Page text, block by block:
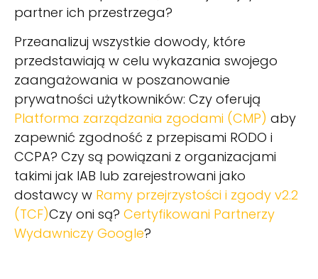
partner ich przestrzega?
Przeanalizuj wszystkie dowody, które
przedstawiają w celu wykazania swojego
zaangażowania w poszanowanie
prywatności użytkowników: Czy oferują
Platforma zarządzania zgodami (CMP) aby
zapewnić zgodność z przepisami RODO i
CCPA? Czy są powiązani z organizacjami
takimi jak IAB lub zarejestrowani jako
dostawcy w Ramy przejrzystości i zgody v2.2
(TCF)Czy oni są? Certyfikowani Partnerzy
Wydawniczy Google?